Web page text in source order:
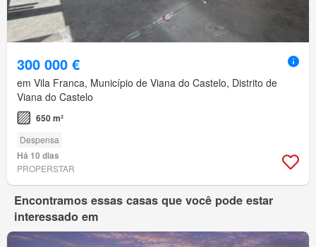
300 000 €
em Vila Franca, Município de Viana do Castelo, Distrito de
Viana do Castelo
650 m²
Despensa
Há 10 dias
PROPERSTAR
Encontramos essas casas que você pode estar
interessado em